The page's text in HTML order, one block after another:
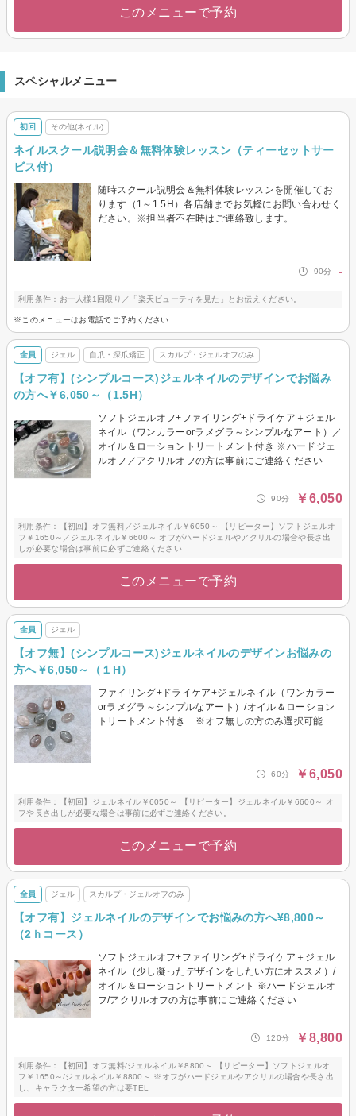
このメニューで予約
スペシャルメニュー
初回 その他(ネイル)
ネイルスクール説明会＆無料体験レッスン（ティーセットサー
ビス付）
随時スクール説明会＆無料体験レッスンを開催してお
ります（1～1.5H）各店舗までお気軽にお問い合わせく
ださい。※担当者不在時はご連絡致します。
90分 -
利用条件：お一人様1回限り／「楽天ビューティを見た」とお伝えください。
※このメニューはお電話でご予約ください
全員 ジェル 自爪・深爪矯正 スカルプ・ジェルオフのみ
【オフ有】(シンプルコース)ジェルネイルのデザインでお悩み
の方へ￥6,050～（1.5H）
ソフトジェルオフ+ファイリング+ドライケア＋ジェル
ネイル（ワンカラーorラメグラ～シンプルなアート）／
オイル＆ローショントリートメント付き ※ハードジェ
ルオフ／アクリルオフの方は事前にご連絡ください
90分 ￥6,050
利用条件：【初回】オフ無料／ジェルネイル￥6050～ 【リピーター】ソフトジェルオ
フ￥1650～／ジェルネイル￥6600～ オフがハードジェルやアクリルの場合や長さ出
しが必要な場合は事前に必ずご連絡ください
このメニューで予約
全員 ジェル
【オフ無】(シンプルコース)ジェルネイルのデザインお悩みの
方へ￥6,050～（１H）
ファイリング+ドライケア+ジェルネイル（ワンカラー
orラメグラ～シンプルなアート）/オイル＆ローション
トリートメント付き ※オフ無しの方のみ選択可能
60分 ￥6,050
利用条件：【初回】ジェルネイル￥6050～ 【リピーター】ジェルネイル￥6600～ オ
フや長さ出しが必要な場合は事前に必ずご連絡ください。
このメニューで予約
全員 ジェル スカルプ・ジェルオフのみ
【オフ有】ジェルネイルのデザインでお悩みの方へ¥8,800～
（2ｈコース）
ソフトジェルオフ+ファイリング+ドライケア＋ジェル
ネイル（少し凝ったデザインをしたい方にオススメ）/
オイル＆ローショントリートメント ※ハードジェルオ
フ/アクリルオフの方は事前にご連絡ください
120分 ￥8,800
利用条件：【初回】オフ無料/ジェルネイル￥8800～ 【リピーター】ソフトジェルオ
フ￥1650～/ジェルネイル￥8800～ ※オフがハードジェルやアクリルの場合や長さ出
し、キャラクター希望の方は要TEL